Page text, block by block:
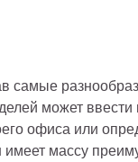
самые
может
офиса или
массу